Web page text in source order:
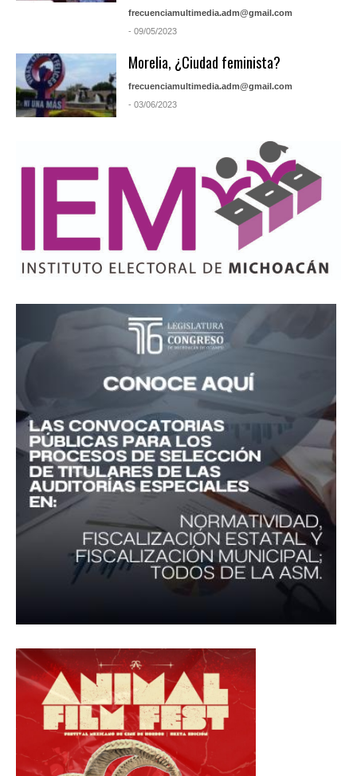
frecuenciamultimedia.adm@gmail.com
- 09/05/2023
Morelia, ¿Ciudad feminista?
frecuenciamultimedia.adm@gmail.com
- 03/06/2023